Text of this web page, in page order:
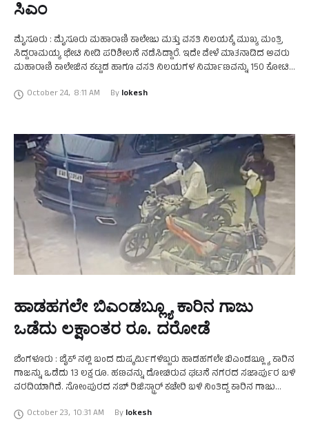
ಸಿಎಂ
ಮೈಸೂರು : ಮೈಸೂರು ಮಹಾರಾಣಿ ಕಾಲೇಜು ಮತ್ತು ವಸತಿ ನಿಲಯಕ್ಕೆ ಮುಖ್ಯ ಮಂತ್ರಿ
ಸಿದ್ದರಾಮಯ್ಯ ಭೇಟಿ ನೀಡಿ ಪರಿಶೀಲನೆ ನಡೆಸಿದ್ದಾರೆ. ಇದೇ ವೇಳೆ ಮಾತನಾಡಿದ ಅವರು
ಮಹಾರಾಣಿ ಕಾಲೇಜಿನ ಕಟ್ಟಡ ಹಾಗೂ ವಸತಿ ನಿಲಯಗಳ ನಿರ್ಮಾಣವನ್ನು 150 ಕೋಟಿ
October 24, 8:11 AM By lokesh
ಹಾಡಹಗಲೇ ಬಿಎಂಡಬ್ಲ್ಯೂ ಕಾರಿನ ಗಾಜು
ಒಡೆದು ಲಕ್ಷಾಂತರ ರೂ. ದರೋಡೆ
ಬೆಂಗಳೂರು : ಬೈಕ್ ನಲ್ಲಿ ಬಂದ ದುಷ್ಕರ್ಮಿಗಳಿಬ್ಬರು ಹಾಡಹಗಲೇ ಬಿಎಂಡಬ್ಲ್ಯೂ ಕಾರಿನ
ಗಾಜನ್ನು ಒಡೆದು 13 ಲಕ್ಷ ರೂ. ಹಣವನ್ನು ದೋಚಿರುವ ಘಟನೆ ನಗರದ ಸಜಾರ್ಪುರ ಬಳಿ
ವರದಿಯಾಗಿದೆ. ಸೋಂಪುರದ ಸಬ್‌ ರಿಜಿಸ್ಟ್ರಾರ್‌ ಕಚೇರಿ ಬಳಿ ನಿಂತಿದ್ದ ಕಾರಿನ ಗಾಜು
October 23, 10:31 AM By lokesh